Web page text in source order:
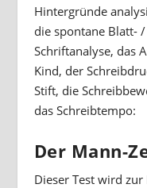
Hintergründe
die spontane Blatt-
Schriftanalyse, das
Kind, der
Stift, die
das Schreibtempo:
Der Mann-
Dieser Test wird